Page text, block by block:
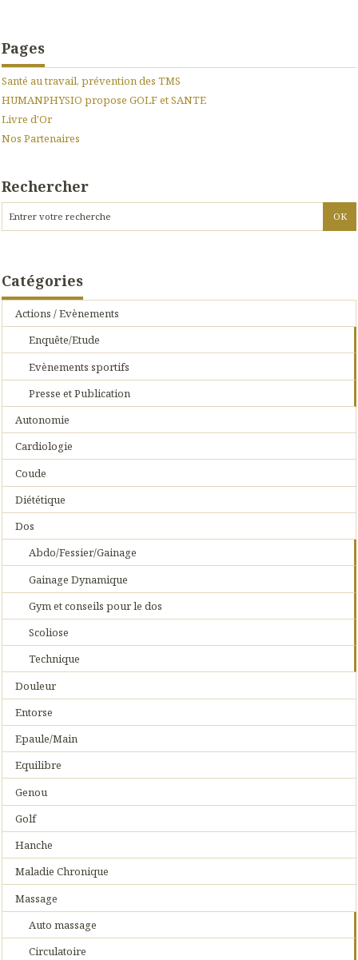
Pages
Santé au travail, prévention des TMS
HUMANPHYSIO propose GOLF et SANTE
Livre d'Or
Nos Partenaires
Rechercher
Catégories
Actions / Evènements
Enquête/Etude
Evènements sportifs
Presse et Publication
Autonomie
Cardiologie
Coude
Diététique
Dos
Abdo/Fessier/Gainage
Gainage Dynamique
Gym et conseils pour le dos
Scoliose
Technique
Douleur
Entorse
Epaule/Main
Equilibre
Genou
Golf
Hanche
Maladie Chronique
Massage
Auto massage
Circulatoire